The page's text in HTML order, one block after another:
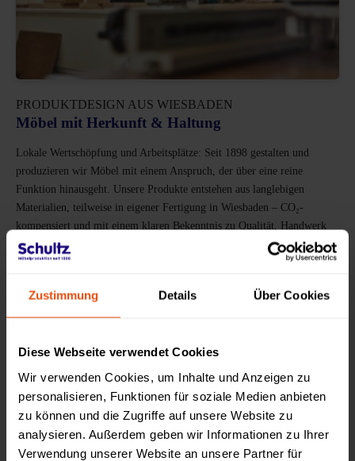
Zustimmung Details Über Cookies
Diese Webseite verwendet Cookies
Wir verwenden Cookies, um Inhalte und Anzeigen zu
personalisieren, Funktionen für soziale Medien anbieten
zu können und die Zugriffe auf unsere Website zu
analysieren. Außerdem geben wir Informationen zu Ihrer
Verwendung unserer Website an unsere Partner für
PRODUKTDESIGN AUS WIESBADEN
Möbel mit Herkunft & Haltung
Lokale Wertschöpfung und Arbeitsplätze: Seit 1898 gestalten und
produzieren wir Möbel mit einem Anspruch, der über eine reine
Funktion hinausgeht. Unsere Produkte entstehen aus langlebigen
Materialien, teilweise in eigener Fertigung in Wiesbaden – CO₂-
kompensiert und mit einem klaren Bekenntnis zu Qualität, Handwerk
und Verantwortung. Für Menschen, die Wert auf Herkunft und Haltung
legen.
„Als Familienunternehmen in fünfter Generation stehen wir für
Nicolas Schultz
Inhaber 4. Generation
Christopher Schultz